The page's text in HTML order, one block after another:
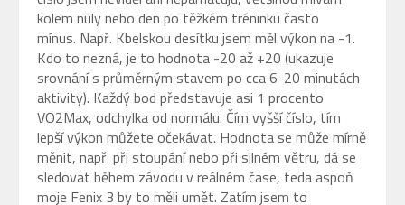
kolem nuly nebo den po těžkém tréninku často
mínus. Např. Kbelskou desítku jsem měl výkon na -1.
Kdo to nezná, je to hodnota -20 až +20 (ukazuje
srovnání s průměrným stavem po cca 6-20 minutách
aktivity). Každý bod představuje asi 1 procento
VO2Max, odchylka od normálu. Čím vyšší číslo, tím
lepší výkon můžete očekávat. Hodnota se může mírně
měnit, např. při stoupání nebo při silném větru, dá se
sledovat během závodu v reálném čase, teda aspoň
moje Fenix 3 by to měli umět. Zatím jsem to